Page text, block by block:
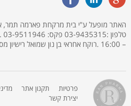
– 16:00 .רוקח אחראי בן נון שמואל רישיון מס' 3685 .
פרטיות תקנון אתר
יצירת קשר